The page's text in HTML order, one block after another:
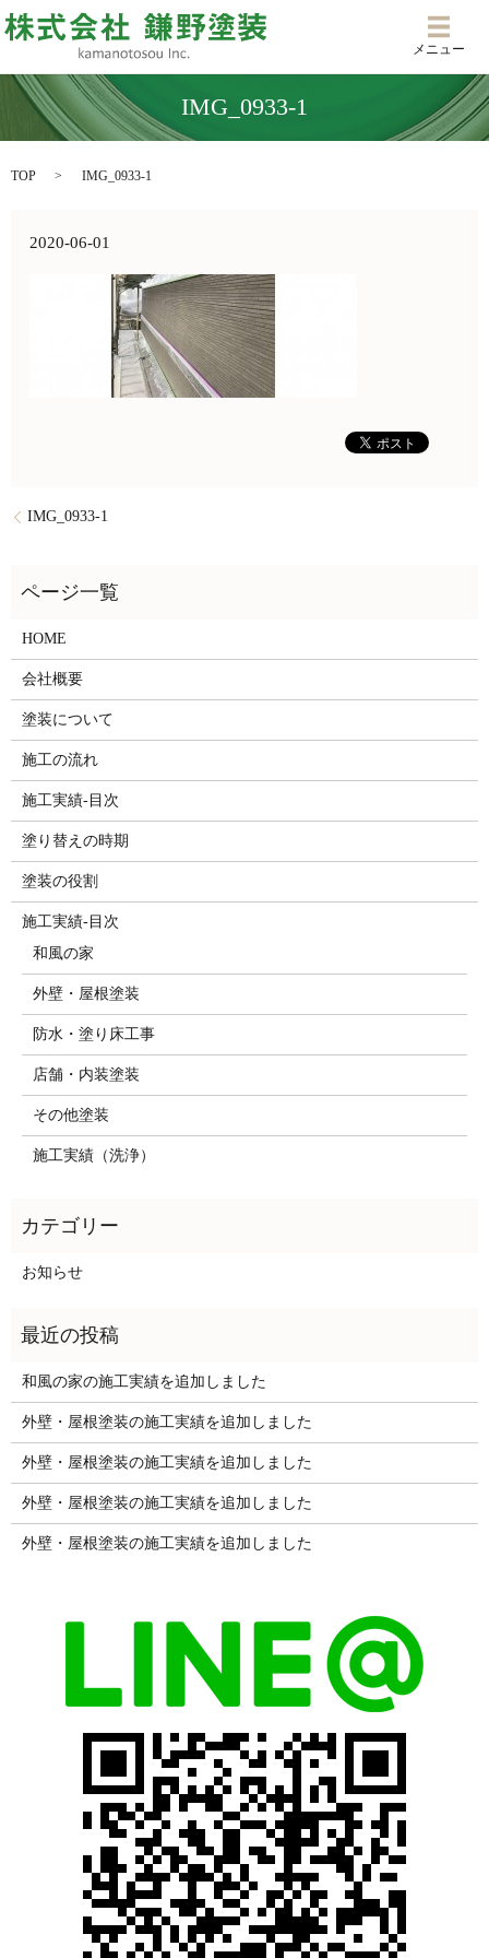
メニ
メニュー
IMG_0933-1
TOP IMG_0933-1
2020-06-01
IMG_0933-1
HOME
会社概要
塗装について
施工の流れ
施工実績-目次
塗り替えの時期
塗装の役割
施工実績-目次
和風の家
外壁・屋根塗装
防水・塗り床工事
店舗・内装塗装
その他塗装
施工実績（洗浄）
お知らせ
和風の家の施工実績を追加しました
外壁・屋根塗装の施工実績を追加しました
外壁・屋根塗装の施工実績を追加しました
外壁・屋根塗装の施工実績を追加しました
外壁・屋根塗装の施工実績を追加しました